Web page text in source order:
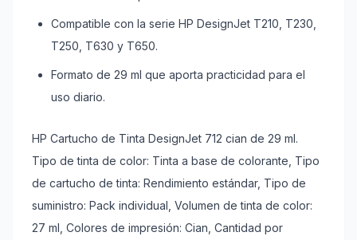
Compatible con la serie HP DesignJet T210, T230,
T250, T630 y T650.
Formato de 29 ml que aporta practicidad para el
uso diario.
HP Cartucho de Tinta DesignJet 712 cian de 29 ml.
Tipo de tinta de color: Tinta a base de colorante, Tipo
de cartucho de tinta: Rendimiento estándar, Tipo de
suministro: Pack individual, Volumen de tinta de color:
27 ml, Colores de impresión: Cian, Cantidad por